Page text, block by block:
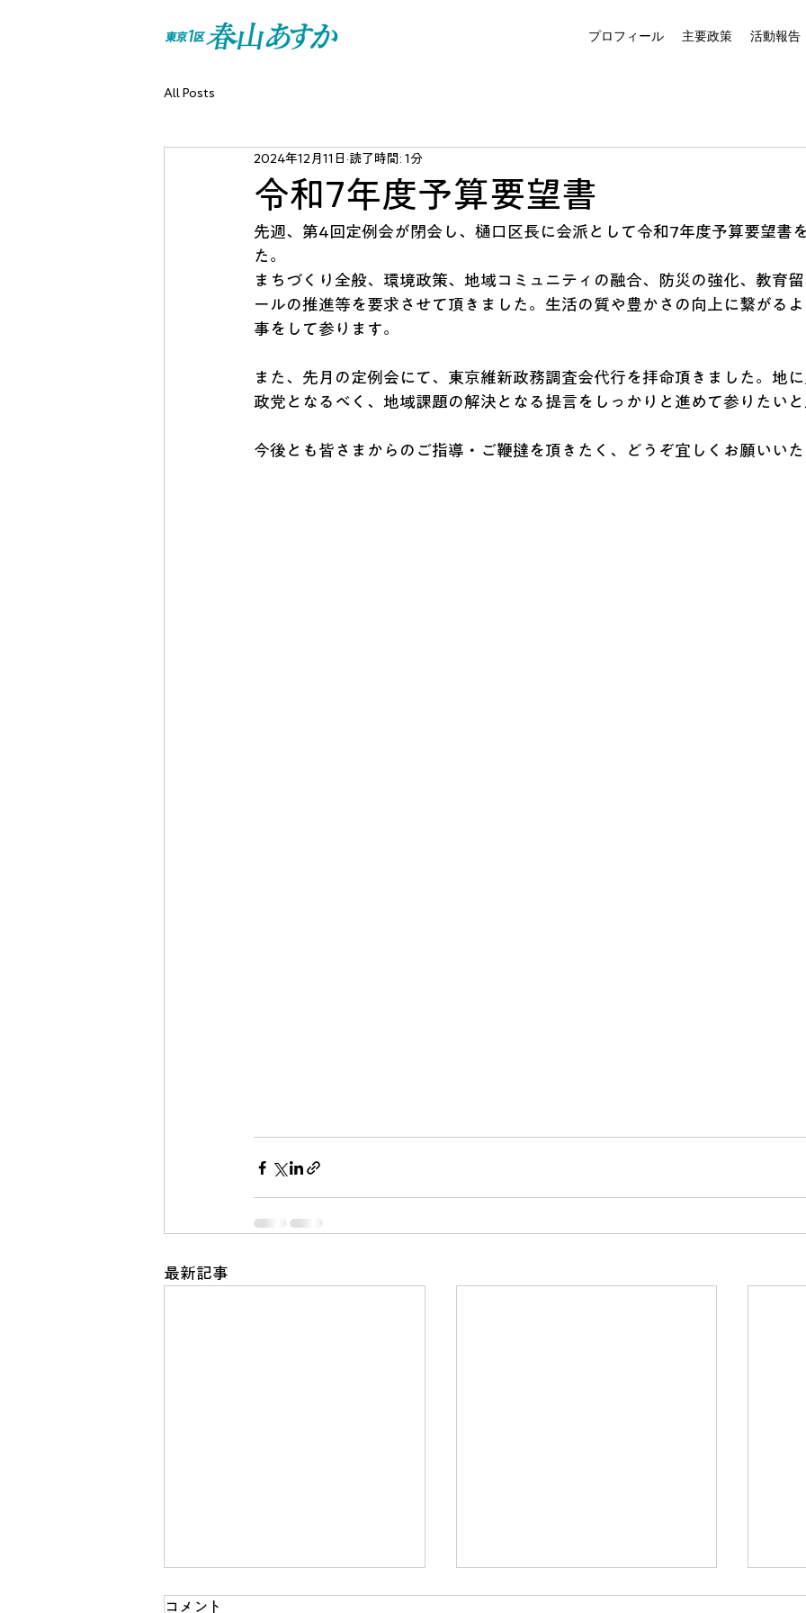
プロフィール 主要政策 活動報告
All Posts
令和7年度予算要望書
2024年12月11日 読了時間: 1分
先週、第4回定例会が閉会し、樋口区長に会派として令和7年度予算要望書
た。
まちづくり全般、環境政策、地域コミュニティの融合、防災の強化、教育
ールの推進等を要求させて頂きました。生活の質や豊かさの向上に繋がる
事をして参ります。
また、先月の定例会にて、東京維新政務調査会代行を拝命頂きました。地
政党となるべく、地域課題の解決となる提言をしっかりと進めて参りたい
今後とも皆さまからのご指導・ご鞭撻を頂きたく、どうぞ宜しくお願いい
最新記事
コメント